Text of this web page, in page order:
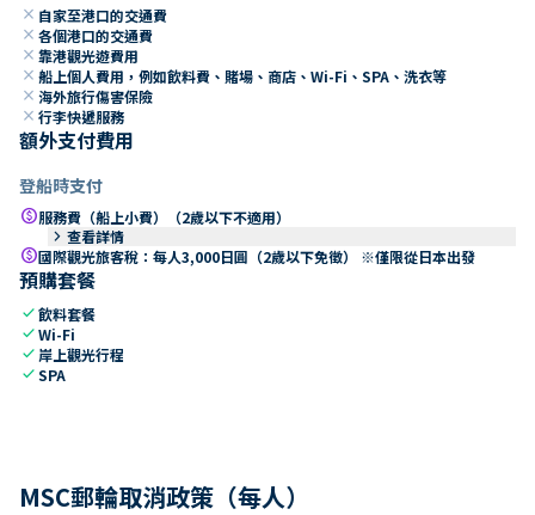
close 自家至港口的交通費
close 各個港口的交通費
close 靠港觀光遊費用
close 船上個人費用，例如飲料費、賭場、商店、Wi-Fi、SPA、洗衣等
close 海外旅行傷害保險
close 行李快遞服務
額外支付費用
登船時支付
paid服務費（船上小費）（2歲以下不適用）
keyboard_arrow_right 查看詳情
paid國際觀光旅客稅：每人3,000日圓（2歲以下免徵） ※僅限從日本出發
預購套餐
check飲料套餐
checkWi-Fi
check 岸上觀光行程
checkSPA
MSC郵輪取消政策（每人）